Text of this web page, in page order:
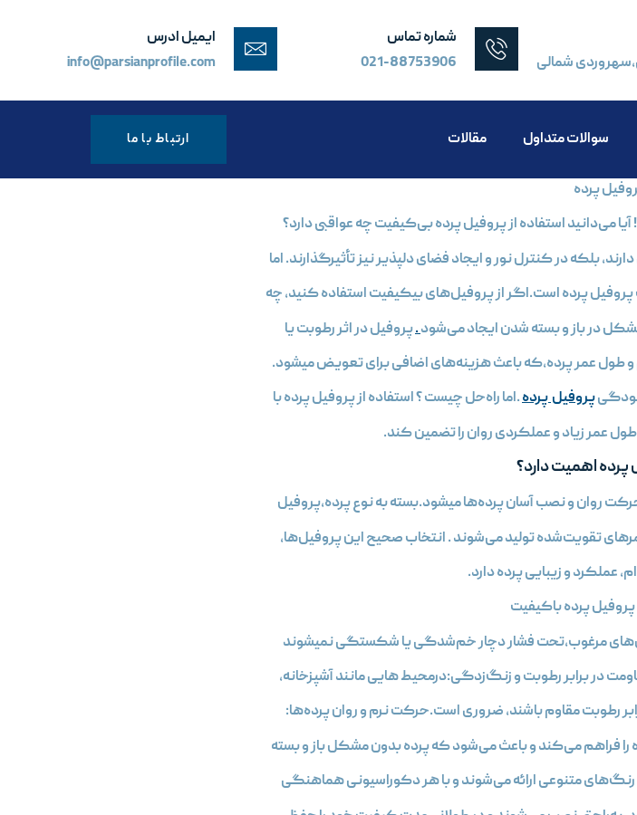
شمالی
شماره تماس
021-88753906
ایمیل ادرس
info@parsianprofile.com
سوالات متداول مقالات ارتباط با ما
پرده
می‌دانید استفاده از پروفیل پرده بی‌کیفیت چه عواقبی دارد؟
بلکه در کنترل نور و ایجاد فضای دلپذیر نیز تأثیرگذارند. اما
پرده است.اگر از پروفیل‌های بیکیفیت استفاده کنید، چه
در باز و بسته شدن ایجاد می‌شود.پروفیل در اثر رطوبت یا
عمر پرده،که باعث هزینه‌های اضافی برای تعویض میشود.
پروفیل پرده.اما راه‌حل چیست ؟ استفاده از پروفیل پرده با
طول عمر زیاد و عملکردی روان را تضمین کند.
پرده اهمیت دارد؟
روان و نصب آسان پرده‌ها میشود.بسته به نوع پرده،پروفیل‌
عملکرد و زیبایی پرده دارد.
پروفيل پرده باکیفیت
مرغوب،تحت فشار دچار خم‌شدگی یا شکستگی نمیشوند
در برابر رطوبت و زنگ‌زدگی:درمحیط‌ هایی مانند آشپزخانه،
رطوبت مقاوم باشند، ضروری است.حرکت نرم و روان پرده‌ها:
فراهم می‌کند و باعث می‌شود که پرده بدون مشکل باز و بسته
متنوعی ارائه می‌شوند و با هر دکوراسیونی هماهنگی